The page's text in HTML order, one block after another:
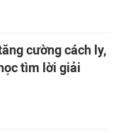
cường cách ly,
tìm lời giải